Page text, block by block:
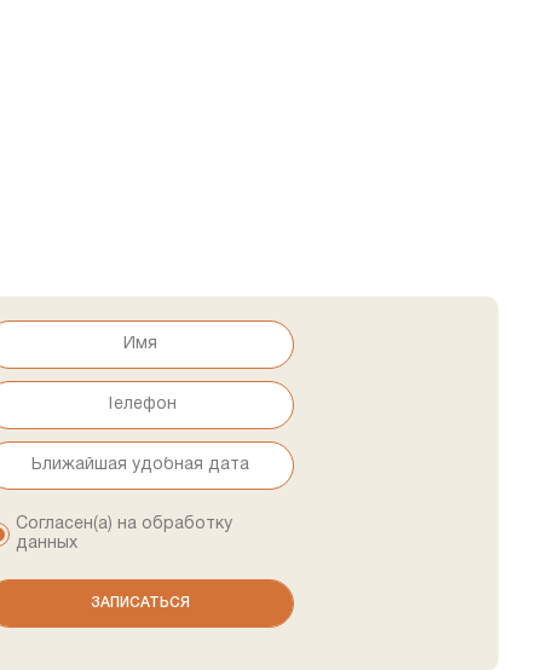
Согласен(а) на обработку
данных